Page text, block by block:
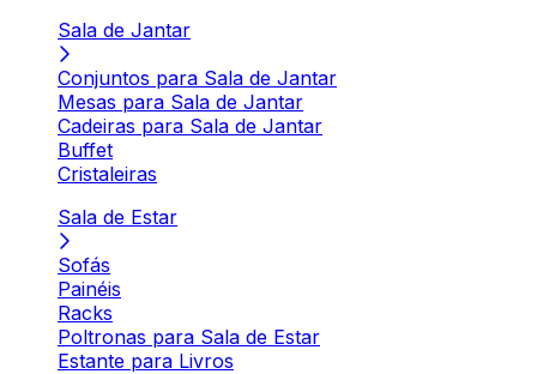
Sala de Jantar
Conjuntos para Sala de Jantar
Mesas para Sala de Jantar
Cadeiras para Sala de Jantar
Buffet
Cristaleiras
Sala de Estar
Sofás
Painéis
Racks
Poltronas para Sala de Estar
Estante para Livros